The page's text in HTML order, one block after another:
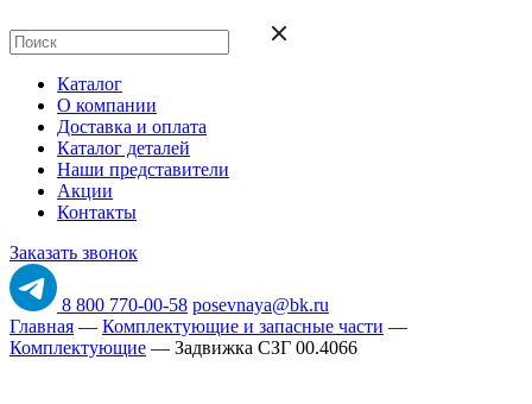
Каталог
О компании
Доставка и оплата
Каталог деталей
Наши представители
Акции
Контакты
Заказать звонок
8 800 770-00-58 posevnaya@bk.ru
Главная — Комплектующие и запасные части —
Комплектующие — Задвижка СЗГ 00.4066